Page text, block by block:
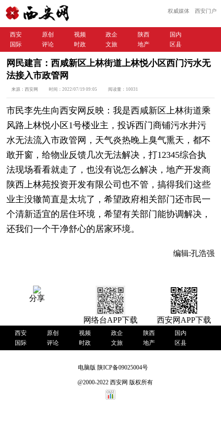
权威媒体 西安门户
西安 原创 视频 政企 陕西
国内
国际
评论 时政 文旅 地产 区县
网民建言：西咸新区上林街道上林悦小区西门污水无
法接入市政管网
来源：西安网 时间：2022/07/19 09:05 阅读量： 10031
市民李先生向西安网反映：我是西咸新区上林街道乘
风路上林悦小区1号楼业主，投诉西门商铺污水井污
水无法流入市政管网，天气炎热晚上臭气熏天，都不
敢开窗，给物业反馈几次无法解决，打12345综合执
法现场看看就走了，也没有说怎么解决，地产开发商
陕西上林苑投资开发有限公司也不管，搞得我们这些
业主没辙简直是太坑了，希望政府相关部门还市民一
个清新适宜的居住环境，希望有关部门能协调解决，
还我们一个干净舒心的居家环境。
编辑:孔浩强
分享
网络台APP下载 西安网APP下载
西安 原创 视频 政企 陕西
国内
国际
评论 时政 文旅 地产 区县
电脑版 陕ICP备09025004号
@2000-2022 西安网 版权所有